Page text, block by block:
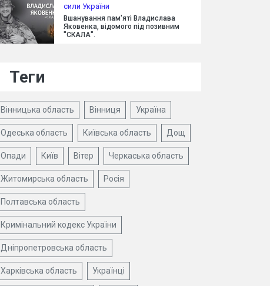
сили України
Вшанування пам'яті Владислава
Яковенка, відомого під позивним
"СКАЛА".
Теги
Вінницька область Вінниця Україна
Одеська область Київська область Дощ
Опади Київ Вітер Черкаська область
Житомирська область Росія
Полтавська область
Кримінальний кодекс України
Дніпропетровська область
Харківська область Українці